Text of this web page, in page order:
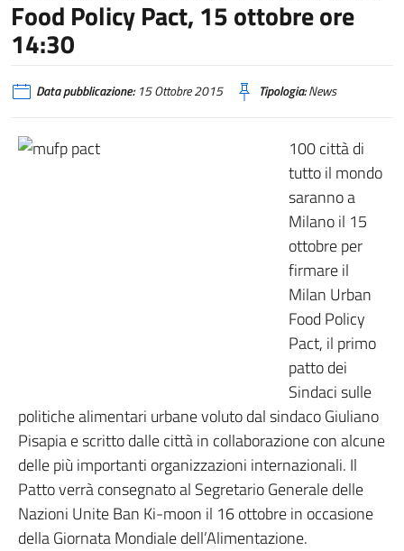
Food Policy Pact, 15 ottobre ore
14:30
Data pubblicazione:15 Ottobre 2015 Tipologia:News
100 città di
tutto il mondo
saranno a
Milano il 15
ottobre per
firmare il
Milan Urban
Food Policy
Pact, il primo
patto dei
Sindaci sulle
politiche alimentari urbane voluto dal sindaco Giuliano
Pisapia e scritto dalle città in collaborazione con alcune
delle più importanti organizzazioni internazionali. Il
Patto verrà consegnato al Segretario Generale delle
Nazioni Unite Ban Ki-moon il 16 ottobre in occasione
della Giornata Mondiale dell’Alimentazione.